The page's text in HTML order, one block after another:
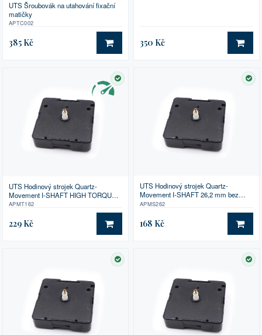
UTS Šroubovák na utahování fixační
matičky
APTC002
385 Kč DO KOŠÍKU
350 Kč DO
SKLADEM
UTS Hodinový strojek Quartz-
Movement I-SHAFT HIGH TORQUE
se zvýšeným krouticím momentem
APMT162
229 Kč DO KOŠÍKU
UTS Hodinový strojek Quartz-
Movement I-SHAFT 26,2 mm bez
příslušenství
APMS262
168 Kč DO
SKLADEM